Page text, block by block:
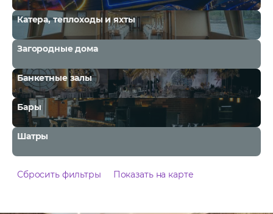
Катера, теплоходы и яхты
Загородные дома
Банкетные залы
Бары
Шатры
Сбросить фильтры Показать на карте